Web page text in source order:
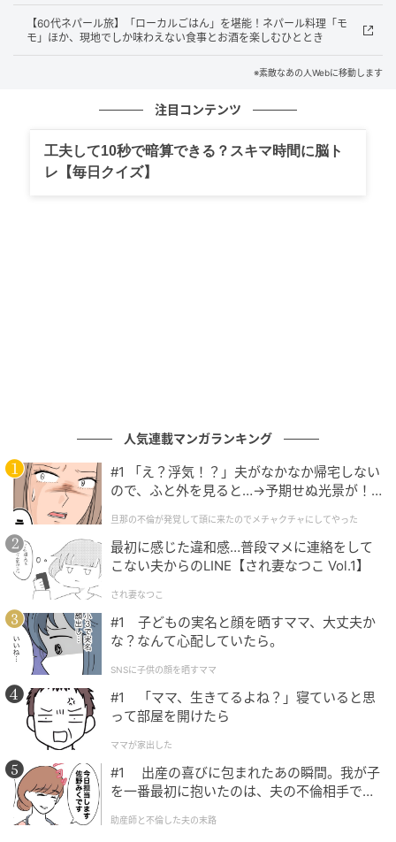
素敵なあの人Web
心字池にかかる三つの橋・太鼓橋は、過去・現在・未
来という仏教思想に基づく三世一念を表したもの。
太鼓橋を渡って心身ともに清めたところで、文書館
へ。
太鼓橋の上での今日のスタイリング！
【60代ネパール旅】「ローカルごはん」を堪能！ネパール料理「モ
モ」ほか、現地でしか味わえない食事とお酒を楽しむひととき
※素敵なあの人Webに移動します
注目コンテンツ
工夫して10秒で暗算できる？スキマ時間に脳ト
レ【毎日クイズ】
人気連載マンガランキング
#1 「え？浮気！？」夫がなかなか帰宅しない
ので、ふと外を見ると…→予期せぬ光景が！
クチャにしてやった
旦那の不倫が発覚して頭に来たのでメチャクチャにしてやった
最初に感じた違和感…普段マメに連絡をして
こない夫からのLINE【され妻なつこ Vol.1】
され妻なつこ
#1 子どもの実名と顔を晒すママ、大丈夫か
な？なんて心配していたら。
SNSに子供の顔を晒すママ
#1 「ママ、生きてるよね？」寝ていると思
って部屋を開けたら
ママが家出した
#1 出産の喜びに包まれたあの瞬間。我が子
を一番最初に抱いたのは、夫の不倫相手でし
助産師と不倫した夫の末路